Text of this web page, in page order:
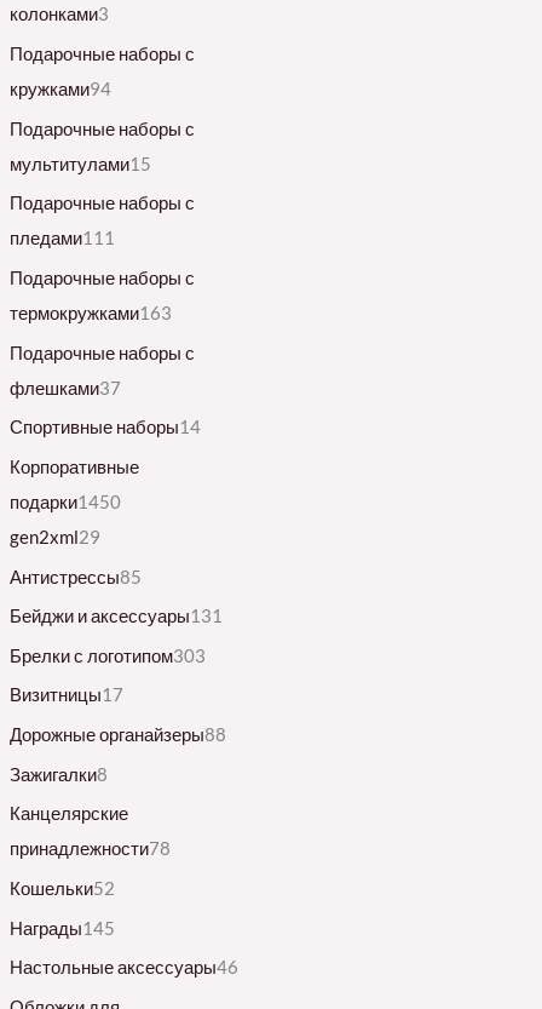
колонками3
Подарочные наборы с
кружками94
Подарочные наборы с
мультитулами15
Подарочные наборы с
пледами111
Подарочные наборы с
термокружками163
Подарочные наборы с
флешками37
Спортивные наборы14
Корпоративные
подарки1450
gen2xml29
Антистрессы85
Бейджи и аксессуары131
Брелки с логотипом303
Визитницы17
Дорожные органайзеры88
Зажигалки8
Канцелярские
принадлежности78
Кошельки52
Награды145
Настольные аксессуары46